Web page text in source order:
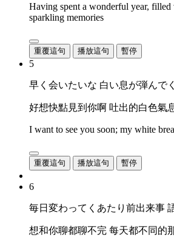
Having spent a wonderful year,
sparkling memories
重覆這句 播放這句 暫停
5
早く会いたいな 白い息が弾んでく
好想快點見到你啊 吐出的白色氣
I want to see you soon; my white
重覆這句 播放這句 暫停
6
毎日変わってくあたり前出来事
想和你聊都聊不完 每天都不同的